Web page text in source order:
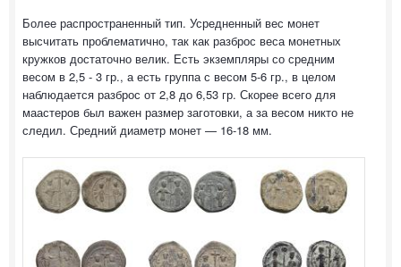
Более распространенный тип. Усредненный вес монет
высчитать проблематично, так как разброс веса монетных
кружков достаточно велик. Есть экземпляры со средним
весом в 2,5 - 3 гр., а есть группа с весом 5-6 гр., в целом
наблюдается разброс от 2,8 до 6,53 гр. Скорее всего для
маастеров был важен размер заготовки, а за весом никто не
следил. Средний диаметр монет — 16-18 мм.